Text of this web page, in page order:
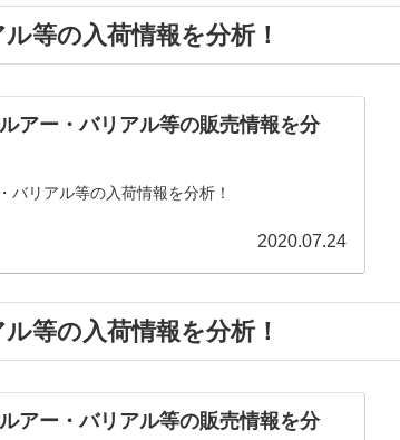
等の入荷情報を分析！
アー・バリアル等の販売情報を分
バリアル等の入荷情報を分析！
2020.07.24
等の入荷情報を分析！
アー・バリアル等の販売情報を分